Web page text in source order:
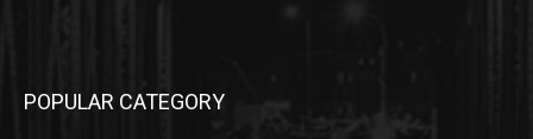
POPULAR CATEGORY